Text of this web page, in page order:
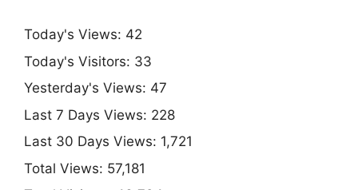
Today's Views: 42
Today's Visitors: 33
Yesterday's Views: 47
Last 7 Days Views: 228
Last 30 Days Views: 1,721
Total Views: 57,181